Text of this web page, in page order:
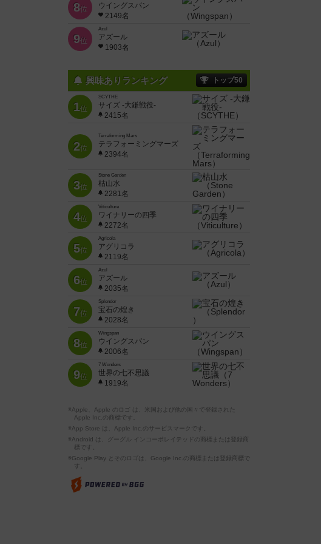
8位
ウイングスパン
2149名
9位
Azul
アズール
1903名
興味ありランキング トップ50
1位
SCYTHE
サイズ -大鎌戦役-
2415名
2位
Terraforming Mars
テラフォーミングマーズ
2394名
3位
Stone Garden
枯山水
2281名
4位
Viticulture
ワイナリーの四季
2272名
5位
Agricola
アグリコラ
2119名
6位
Azul
アズール
2035名
7位
Splendor
宝石の煌き
2028名
8位
Wingspan
ウイングスパン
2006名
9位
7 Wonders
世界の七不思議
1919名
※Apple、Apple のロゴ は、米国および他の国々で登録された
Apple Inc.の商標です。
※App Store は、Apple Inc.のサービスマークです。
※Android は、グーグル インコーポレイテッドの商標または登録商
標です。
※Google Play とそのロゴは、Google Inc.の商標または登録商標で
す。